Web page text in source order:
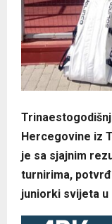
Hercegovine iz
je sa sjajnim
turnirima,
juniorki svijeta